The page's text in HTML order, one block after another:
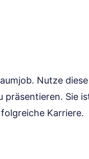
Nutze diese
präsentieren. Sie
Karriere.